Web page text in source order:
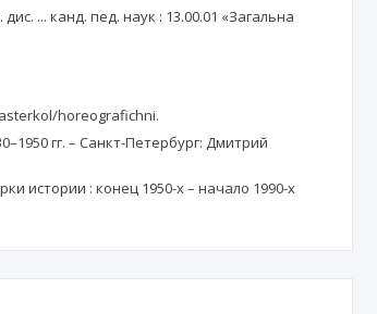
... канд. пед. наук : 13.00.01 «Загальна
horeografichni.
гг. – Санкт-Петербург: Дмитрий
истории : конец 1950-х – начало 1990-х